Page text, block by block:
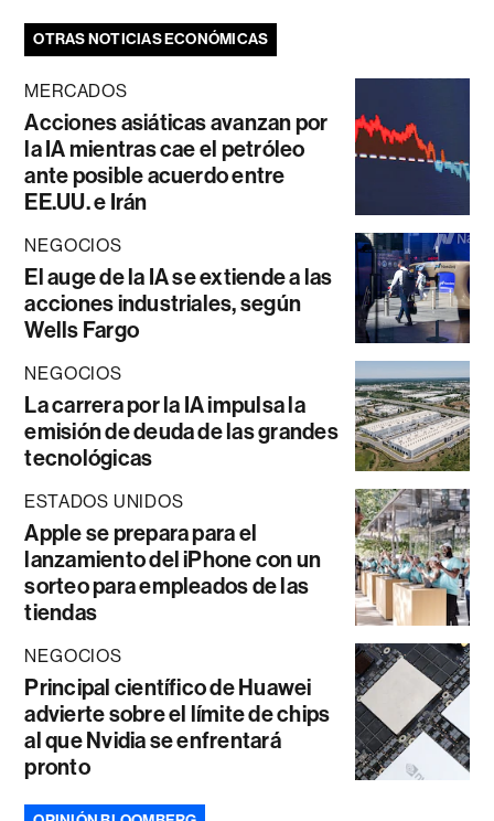
OTRAS NOTICIAS ECONÓMICAS
MERCADOS
Acciones asiáticas avanzan por
la IA mientras cae el petróleo
ante posible acuerdo entre
EE.UU. e Irán
NEGOCIOS
El auge de la IA se extiende a las
acciones industriales, según
Wells Fargo
NEGOCIOS
La carrera por la IA impulsa la
emisión de deuda de las grandes
tecnológicas
ESTADOS UNIDOS
Apple se prepara para el
lanzamiento del iPhone con un
sorteo para empleados de las
tiendas
NEGOCIOS
Principal científico de Huawei
advierte sobre el límite de chips
al que Nvidia se enfrentará
pronto